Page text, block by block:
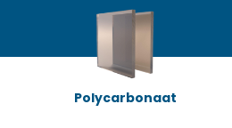
Polycarbonaat